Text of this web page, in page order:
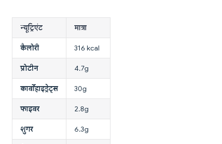
न्यूट्रिएंट मात्रा
कैलोरी 316 kcal
प्रोटीन 4.7g
कार्बोहाइड्रेट्स 30g
फाइबर 2.8g
शुगर 6.3g